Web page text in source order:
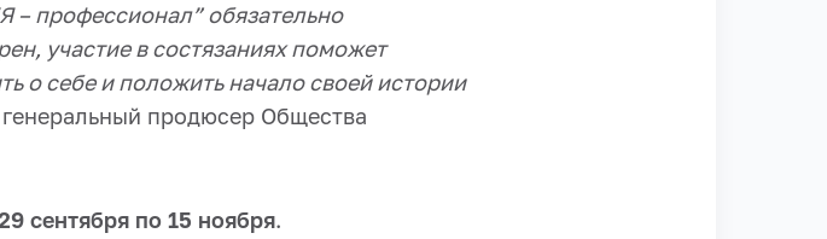
– профессионал” обязательно
участие в состязаниях поможет
о себе и положить начало своей истории
продюсер Общества
сентября по 15 ноября.